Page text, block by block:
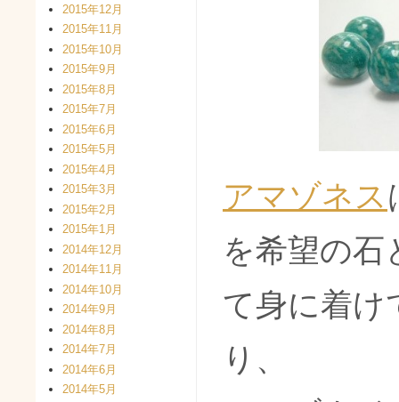
アマゾネス
を希望の石
て身に着け
り、
2015年12月
2015年11月
2015年10月
2015年9月
2015年8月
2015年7月
2015年6月
2015年5月
2015年4月
2015年3月
2015年2月
2015年1月
2014年12月
2014年11月
2014年10月
2014年9月
2014年8月
2014年7月
2014年6月
2014年5月